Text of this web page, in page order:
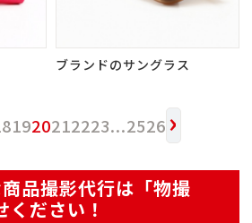
ブランドのサングラス
1920212223...2526›
品撮影代行は「物撮
ださい！